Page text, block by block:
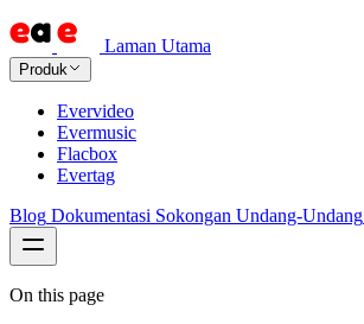
Laman Utama
Produk
Evervideo
Evermusic
Flacbox
Evertag
Blog Dokumentasi Sokongan Undang-Undang
On this page